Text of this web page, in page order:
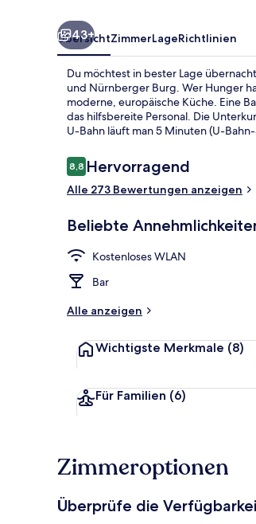
43+
ÜbersichtZimmerLageRichtlinien
Du möchtest in bester Lage
und Nürnberger Burg. Wer Hunger
moderne, europäische Küche. Eine
das hilfsbereite Personal. Die
U-Bahn läuft man 5 Minuten (U-
Bewertungen
8,88,8 von 10.
Hervorragend
Alle 273 Bewertungen anzeigen
Beliebte
Kostenloses WLAN
Bar
Alle anzeigen
Wichtigste Merkmale (8)
Für Familien (6)
Zimmeroptionen
Überprüfe die